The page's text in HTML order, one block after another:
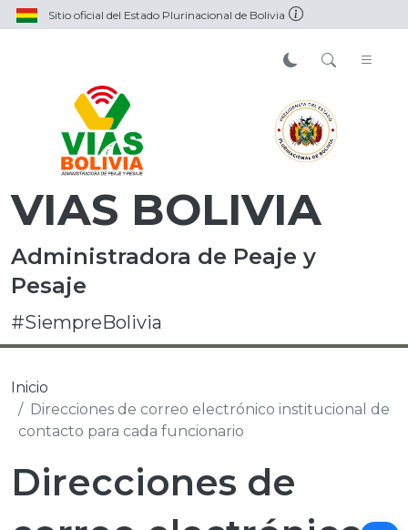
Sitio oficial del Estado Plurinacional de Bolivia
VIAS BOLIVIA
Administradora de Peaje y
Pesaje
#SiempreBolivia
Inicio
Direcciones de correo electrónico institucional de
contacto para cada funcionario
Direcciones de